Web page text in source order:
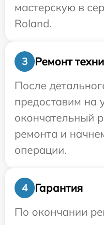
мастерскую в
Roland.
3
Ремонт
После
предоставим на
окончательный
ремонта и
операции.
4
Гарантия
По окончании